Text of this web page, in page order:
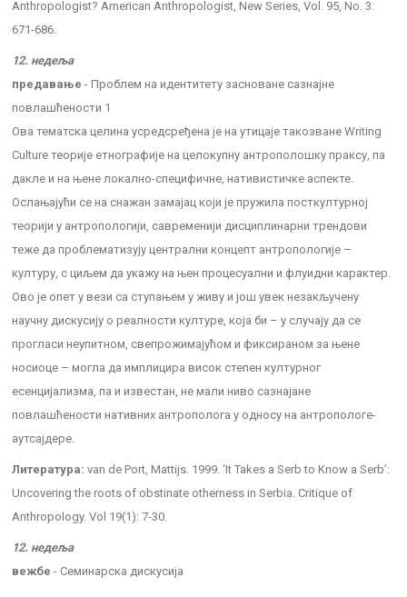
Anthropologist? American Anthropologist, New Series, Vol. 95, No. 3:
671-686.
12. недеља
предавање - Проблем на идентитету засноване сазнајне
повлашћености 1
Ова тематска целина усредсређена је на утицаје такозване Writing
Culture теорије етнографије на целокупну антрополошку праксу, па
дакле и на њене локално-специфичне, нативистичке аспекте.
Ослањајући се на снажан замајац који је пружила посткултурној
теорији у антропологији, савременији дисциплинарни трендови
теже да проблематизују централни концепт антропологије –
културу, с циљем да укажу на њен процесуални и флуидни карактер.
Ово је опет у вези са ступањем у живу и још увек незакључену
научну дискусију о реалности културе, која би – у случају да се
прогласи неупитном, свепрожимајућом и фиксираном за њене
носиоце – могла да имплицира висок степен културног
есенцијализма, па и известан, не мали ниво сазнајане
повлашћености нативних антрополога у односу на антропологе-
аутсајдере.
Литература: van de Port, Mattijs. 1999. ‘It Takes a Serb to Know a Serb’:
Uncovering the roots of obstinate otherness in Serbia. Critique of
Anthropology. Vol 19(1): 7-30.
12. недеља
вежбе - Семинарска дискусија